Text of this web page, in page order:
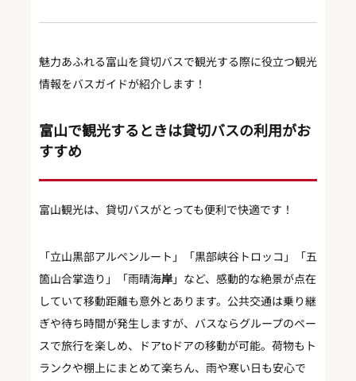
魅力あふれる富山を貸切バスで観光する際に役立つ観光
情報をバスガイドが紹介します！
富山で観光するときは貸切バスの利用がお
すすめ
富山観光は、貸切バスがとっても便利で快適です！
「立山黒部アルペンルート」「黒部峡谷トロッコ」「五
箇山合掌造り」「雨晴海岸」など、感動的な絶景が点在
していて移動距離も意外とあります。公共交通は乗り継
ぎや待ち時間が発生しますが、バスならグループのペー
スで旅行を楽しめ、ドアtoドアの移動が可能。荷物もト
ランクや棚上にまとめて楽ちん、雨や寒い日も安心で